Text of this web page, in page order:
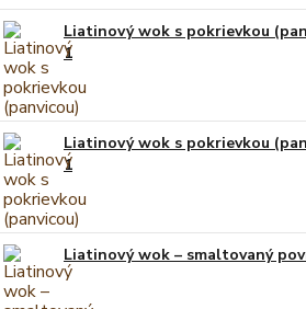
Liatinový wok s pokrievkou
1
Liatinový wok s pokrievkou
1
Liatinový wok – smaltovaný